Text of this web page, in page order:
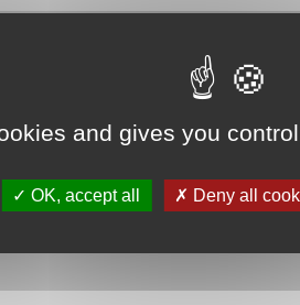
au CNEH
JuriSanté au CNEH
and gives you
OK, accept all Deny all